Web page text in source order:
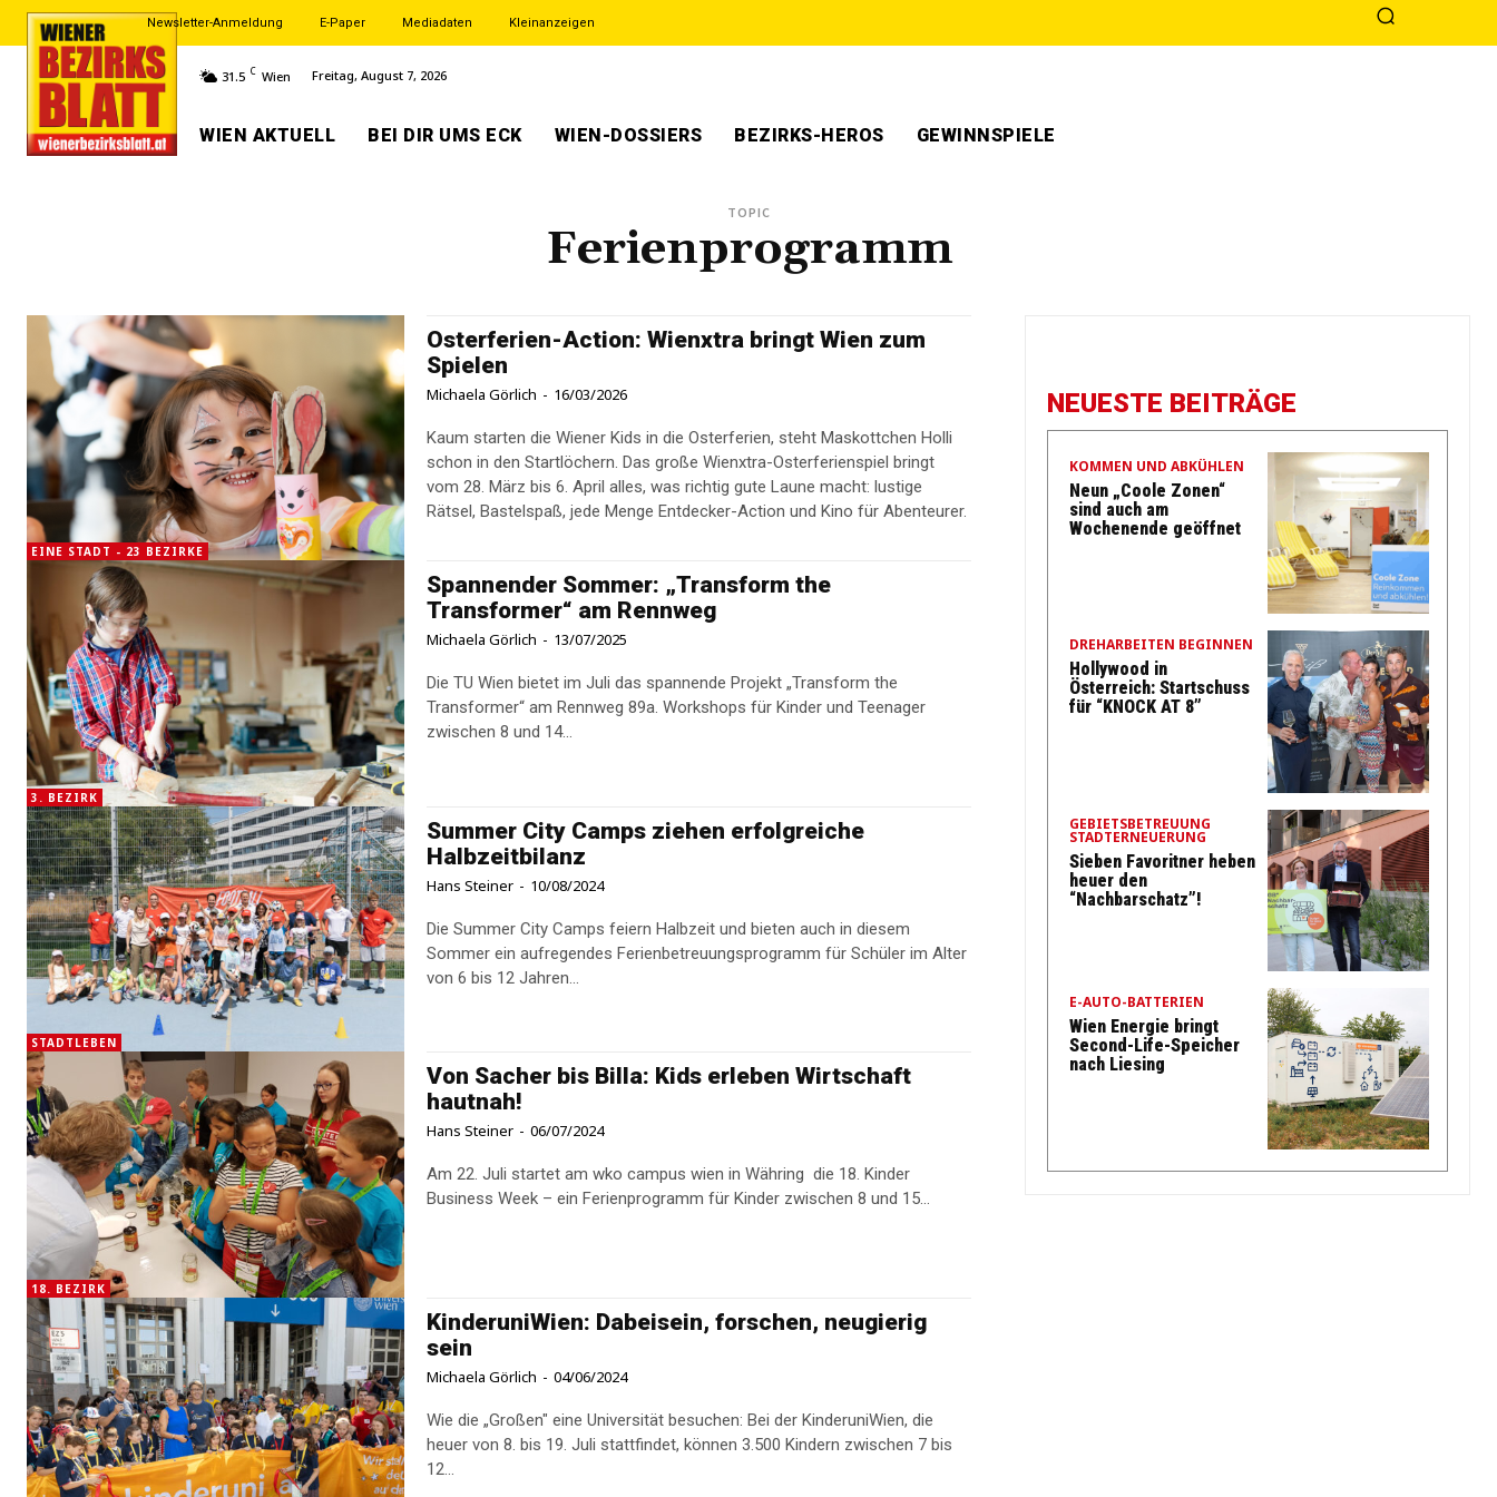
Newsletter-Anmeldung E-Paper Mediadaten Kleinanzeigen
31.5 C Wien Freitag, August 7, 2026
WIEN AKTUELL BEI DIR UMS ECK WIEN-DOSSIERS BEZIRKS-HEROS GEWINNSPIELE
TOPIC
Ferienprogramm
EINE STADT - 23 BEZIRKE
Osterferien-Action: Wienxtra bringt Wien zum
Spielen
Michaela Görlich - 16/03/2026
Kaum starten die Wiener Kids in die Osterferien, steht Maskottchen Holli
schon in den Startlöchern. Das große Wienxtra-Osterferienspiel bringt
vom 28. März bis 6. April alles, was richtig gute Laune macht: lustige
Rätsel, Bastelspaß, jede Menge Entdecker-Action und Kino für Abenteurer.
3. BEZIRK
Spannender Sommer: „Transform the
Transformer“ am Rennweg
Michaela Görlich - 13/07/2025
Die TU Wien bietet im Juli das spannende Projekt „Transform the
Transformer“ am Rennweg 89a. Workshops für Kinder und Teenager
zwischen 8 und 14...
STADTLEBEN
Summer City Camps ziehen erfolgreiche
Halbzeitbilanz
Hans Steiner - 10/08/2024
Die Summer City Camps feiern Halbzeit und bieten auch in diesem
Sommer ein aufregendes Ferienbetreuungsprogramm für Schüler im Alter
von 6 bis 12 Jahren...
18. BEZIRK
Von Sacher bis Billa: Kids erleben Wirtschaft
hautnah!
Hans Steiner - 06/07/2024
Am 22. Juli startet am wko campus wien in Währing die 18. Kinder
Business Week – ein Ferienprogramm für Kinder zwischen 8 und 15...
KinderuniWien: Dabeisein, forschen, neugierig
sein
Michaela Görlich - 04/06/2024
Wie die „Großen" eine Universität besuchen: Bei der KinderuniWien, die
heuer von 8. bis 19. Juli stattfindet, können 3.500 Kindern zwischen 7 bis
12...
NEUESTE BEITRÄGE
KOMMEN UND ABKÜHLEN
Neun „Coole Zonen“
sind auch am
Wochenende geöffnet
DREHARBEITEN BEGINNEN
Hollywood in
Österreich: Startschuss
für “KNOCK AT 8”
GEBIETSBETREUUNG
STADTERNEUERUNG
Sieben Favoritner heben
heuer den
“Nachbarschatz”!
E-AUTO-BATTERIEN
Wien Energie bringt
Second-Life-Speicher
nach Liesing